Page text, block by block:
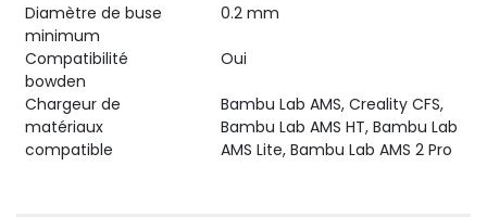
Diamètre de buse
minimum
0.2 mm
Compatibilité
bowden
Oui
Chargeur de
matériaux
compatible
Bambu Lab AMS, Creality CFS,
Bambu Lab AMS HT, Bambu Lab
AMS Lite, Bambu Lab AMS 2 Pro